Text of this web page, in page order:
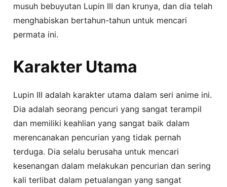
musuh bebuyutan Lupin III dan krunya, dan dia telah
menghabiskan bertahun-tahun untuk mencari
permata ini.
Karakter Utama
Lupin III adalah karakter utama dalam seri anime ini.
Dia adalah seorang pencuri yang sangat terampil
dan memiliki keahlian yang sangat baik dalam
merencanakan pencurian yang tidak pernah
terduga. Dia selalu berusaha untuk mencari
kesenangan dalam melakukan pencurian dan sering
kali terlibat dalam petualangan yang sangat